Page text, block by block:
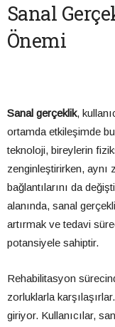
Sanal
Önemi
Sanal gerçeklik,
ortamda etkileşimde
teknoloji, bireylerin
zenginleştirirken, aynı
bağlantılarını da
alanında, sanal
artırmak ve tedavi
potansiyele sahiptir.
Rehabilitasyon
zorluklarla
giriyor. Kullanıcılar,